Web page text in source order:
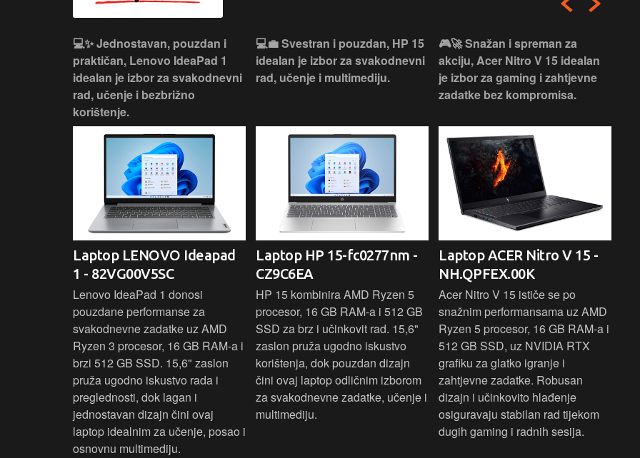
💻✨ Jednostavan, pouzdan i
praktičan, Lenovo IdeaPad 1
idealan je izbor za svakodnevni
rad, učenje i bezbrižno
korištenje.
Laptop LENOVO Ideapad
1 - 82VG00V5SC
Lenovo IdeaPad 1 donosi
pouzdane performanse za
svakodnevne zadatke uz AMD
Ryzen 3 procesor, 16 GB RAM-a i
brzi 512 GB SSD. 15,6" zaslon
pruža ugodno iskustvo rada i
preglednosti, dok lagan i
jednostavan dizajn čini ovaj
laptop idealnim za učenje, posao i
osnovnu multimediju.
💻💼 Svestran i pouzdan, HP 15
idealan je izbor za svakodnevni
rad, učenje i multimediju.
Laptop HP 15-fc0277nm -
CZ9C6EA
HP 15 kombinira AMD Ryzen 5
procesor, 16 GB RAM-a i 512 GB
SSD za brz i učinkovit rad. 15,6"
zaslon pruža ugodno iskustvo
korištenja, dok pouzdan dizajn
čini ovaj laptop odličnim izborom
za svakodnevne zadatke, učenje i
multimediju.
🎮🚀 Snažan i spreman za
akciju, Acer Nitro V 15 idealan
je izbor za gaming i zahtjevne
zadatke bez kompromisa.
Laptop ACER Nitro V 15 -
NH.QPFEX.00K
Acer Nitro V 15 ističe se po
snažnim performansama uz AMD
Ryzen 5 procesor, 16 GB RAM-a i
512 GB SSD, uz NVIDIA RTX
grafiku za glatko igranje i
zahtjevne zadatke. Robusan
dizajn i učinkovito hlađenje
osiguravaju stabilan rad tijekom
dugih gaming i radnih sesija.